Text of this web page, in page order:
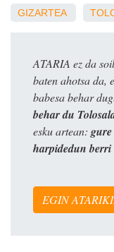
GIZARTEA
ATARIA ez da
baten ahotsa da,
babesa behar
behar du
esku artean:
harpidedun berri
EGIN